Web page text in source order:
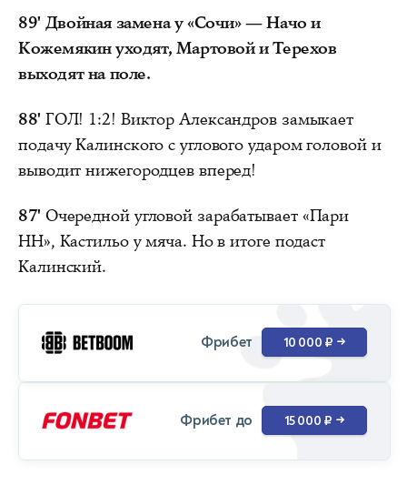
89' Двойная замена у «Сочи» — Начо и
Кожемякин уходят, Мартовой и Терехов
выходят на поле.
88' ГОЛ! 1:2! Виктор Александров замыкает
подачу Калинского с углового ударом головой и
выводит нижегородцев вперед!
87' Очередной угловой зарабатывает «Пари
НН», Кастильо у мяча. Но в итоге подаст
Калинский.
Фрибет 10 000 ₽ →
Фрибет до 15 000 ₽ →